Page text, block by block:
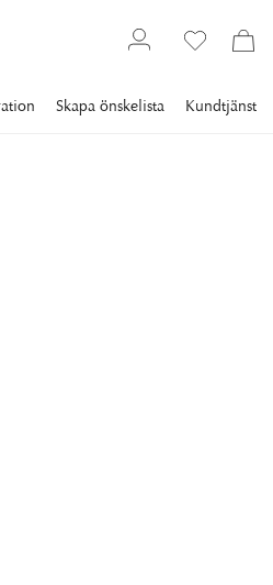
Skapa önskelista Kundtjänst